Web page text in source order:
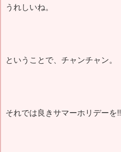
うれしいね。
ということで、チャンチャン。
それでは良きサマーホリデーを!!